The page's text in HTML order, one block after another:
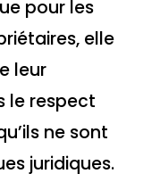
pour les
elle
leur
le respect
ne sont
juridiques.